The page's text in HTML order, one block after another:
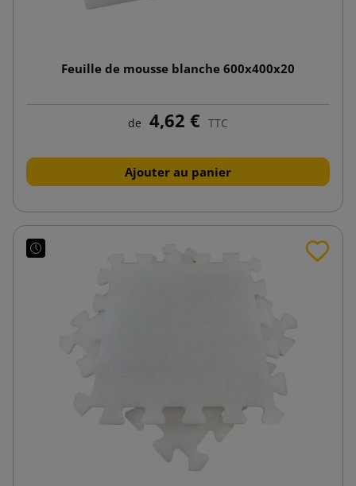
Feuille de mousse blanche 600x400x20
de 4,62 € TTC
Ajouter au panier